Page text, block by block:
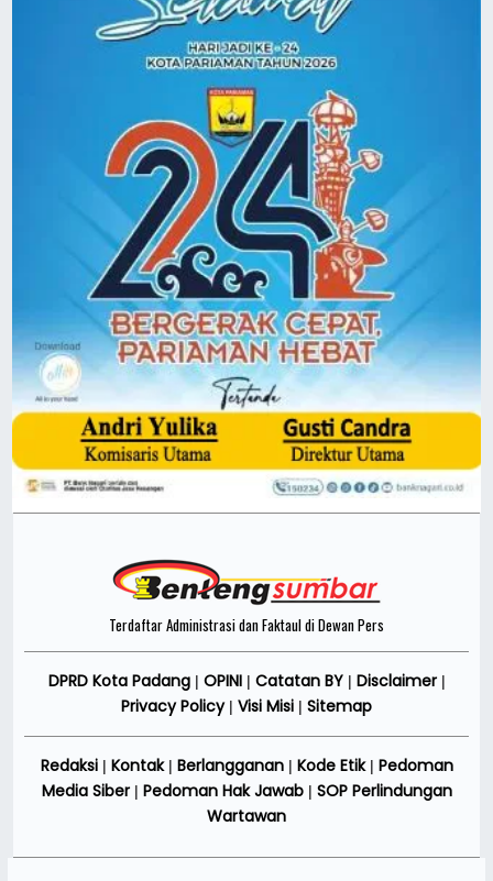
Terdaftar Administrasi dan Faktaul di Dewan Pers
DPRD Kota Padang| OPINI| Catatan BY| Disclaimer|
Privacy Policy| Visi Misi | Sitemap
Redaksi| Kontak| Berlangganan| Kode Etik| Pedoman
Media Siber| Pedoman Hak Jawab| SOP Perlindungan
Wartawan